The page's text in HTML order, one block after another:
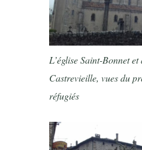
L’église Saint-Bonnet
Castrevieille, vues du
réfugiés